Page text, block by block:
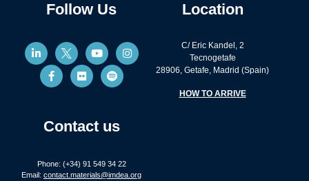
Follow Us
Contact us
Phone: (+34) 91 549 34 22
Email: contact.materials@imdea.org
Location
C/ Eric Kandel, 2
Tecnogetafe
28906, Getafe, Madrid (Spain)
HOW TO ARRIVE